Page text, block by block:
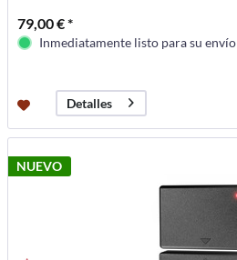
79,00 € *
Inmediatamente listo para su envío
Detalles
NUEVO